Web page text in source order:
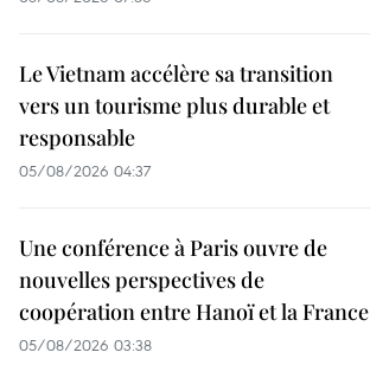
Le Vietnam accélère sa transition
vers un tourisme plus durable et
responsable
05/08/2026 04:37
Une conférence à Paris ouvre de
nouvelles perspectives de
coopération entre Hanoï et la France
05/08/2026 03:38